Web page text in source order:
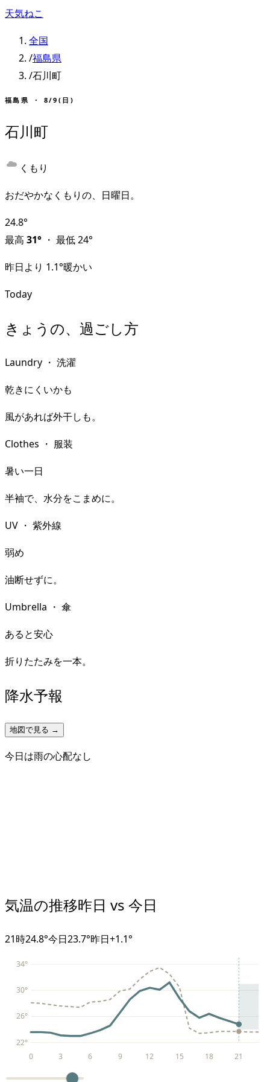
天気ねこ
全国
/福島県
/石川町
福島県 ・ 8/9(日)
石川町
くもり
おだやかなくもりの、日曜日。
24.8°
最高 31° ・ 最低24°
昨日より 1.1°暖かい
Today
きょうの、過ごし方
Laundry ・ 洗濯
乾きにくいかも
風があれば外干しも。
Clothes ・ 服装
暑い一日
半袖で、水分をこまめに。
UV ・ 紫外線
弱め
油断せずに。
Umbrella ・ 傘
あると安心
折りたたみを一本。
降水予報
地図で見る →
今日は雨の心配なし
気温の推移昨日 vs 今日
21時24.8°今日23.7°昨日+1.1°
22°
26°
30°
34°
0 3 6 9 12 15 18 21